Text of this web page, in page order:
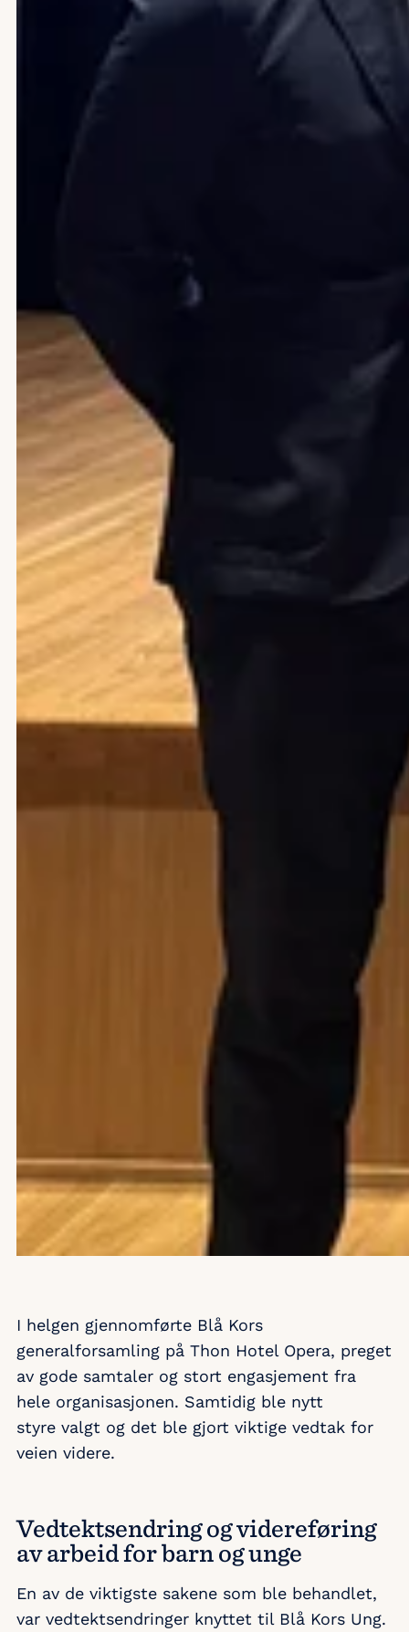
I helgen gjennomførte Blå Kors
generalforsamling på Thon Hotel Opera, preget
av gode samtaler og stort engasjement fra
hele organisasjonen. Samtidig ble nytt
styre valgt og det ble gjort viktige vedtak for
veien videre.
Vedtektsendring og videreføring
av arbeid for barn og unge
En av de viktigste sakene som ble behandlet,
var vedtektsendringer knyttet til Blå Kors Ung.